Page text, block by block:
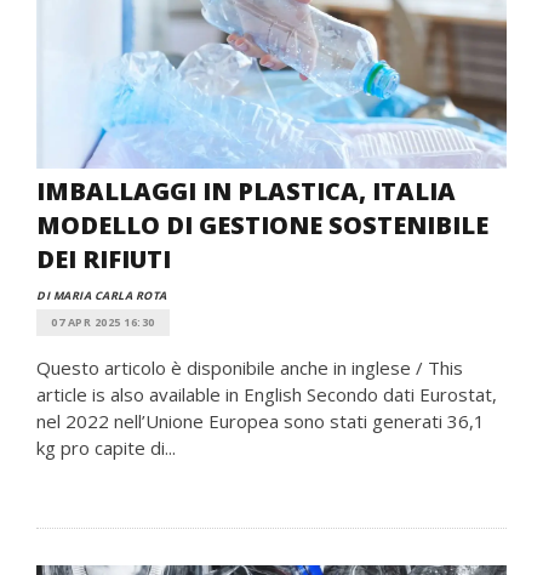
IMBALLAGGI IN PLASTICA, ITALIA
MODELLO DI GESTIONE SOSTENIBILE
DEI RIFIUTI
DI MARIA CARLA ROTA
07 APR 2025 16:30
Questo articolo è disponibile anche in inglese / This
article is also available in English Secondo dati Eurostat,
nel 2022 nell’Unione Europea sono stati generati 36,1
kg pro capite di...